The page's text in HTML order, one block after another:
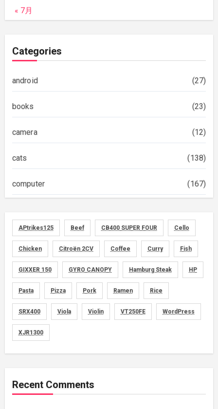
« 7月
Categories
android (27)
books (23)
camera (12)
cats (138)
computer (167)
foods (155)
graphics (134)
memo
motorcycle (149)
movies
plants
APtrikes125 Beef CB400 SUPER FOUR Cello
Chicken Citroën 2CV Coffee Curry Fish
GIXXER 150 GYRO CANOPY Hamburg Steak HP
Pasta Pizza Pork Ramen Rice
SRX400 Viola Violin VT250FE WordPress
XJR1300
Recent Comments